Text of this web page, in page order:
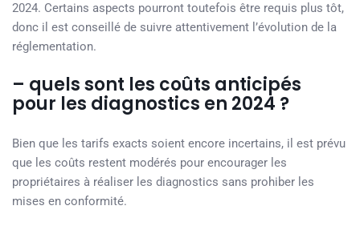
2024. Certains aspects pourront toutefois être requis plus tôt,
donc il est conseillé de suivre attentivement l’évolution de la
réglementation.
– quels sont les coûts anticipés
pour les diagnostics en 2024 ?
Bien que les tarifs exacts soient encore incertains, il est prévu
que les coûts restent modérés pour encourager les
propriétaires à réaliser les diagnostics sans prohiber les
mises en conformité.